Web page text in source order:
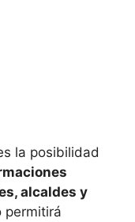
la posibilidad
alcaldes y
permitirá